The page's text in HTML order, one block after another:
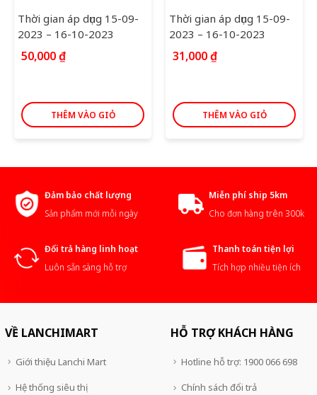
Thời gian áp dụng 15-09-
2023 – 16-10-2023
50,000₫
THÊM VÀO GIỎ
Thời gian áp dụng 15-09-
2023 – 16-10-2023
31,000₫
THÊM VÀO GIỎ
Đảm bảo chất lượng
Sản phẩm mới mỗi ngày
Miễn phí ship 5km
Cho đơn hàng trên 300k
Đổi trả hàng linh hoạt
Luôn sẵn sàng hỗ trợ
Thanh toán tiện lợi
Tích hợp nhiều tiện ích
VỀ LANCHIMART
Giới thiệu Lanchi Mart
Hệ thống siêu thị
HỖ TRỢ KHÁCH HÀNG
Hotline hỗ trợ: 1900 066 698
Chính sách đổi trả